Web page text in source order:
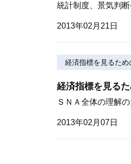
統計制度、景気判
2013年02月21日
経済指標を見るため
経済指標を見る
ＳＮＡ全体の理解
2013年02月07日